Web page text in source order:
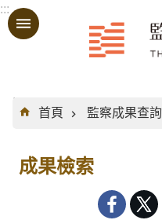
跳到主要內容區塊
:::
:::
首頁
監察成果查詢
成果檢索